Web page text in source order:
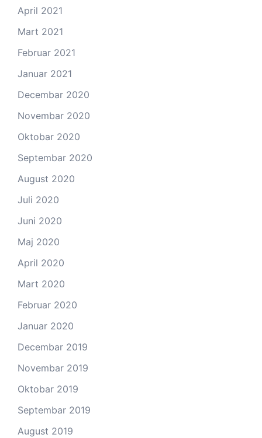
April 2021
Mart 2021
Februar 2021
Januar 2021
Decembar 2020
Novembar 2020
Oktobar 2020
Septembar 2020
August 2020
Juli 2020
Juni 2020
Maj 2020
April 2020
Mart 2020
Februar 2020
Januar 2020
Decembar 2019
Novembar 2019
Oktobar 2019
Septembar 2019
August 2019